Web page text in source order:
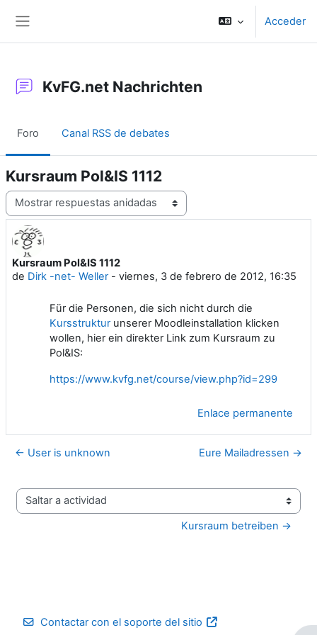
Acceder
KvFG.net Nachrichten
Foro Canal RSS de debates
Kursraum Pol&IS 1112
Mostrar modo
Kursraum Pol&IS 1112
de Dirk -net- Weller- viernes, 3 de febrero de 2012, 16:35
Número de respuestas: 0
Für die Personen, die sich nicht durch die
Kursstrukturunserer Moodleinstallation klicken
wollen, hier ein direkter Link zum Kursraum zu
Pol&IS:
https://www.kvfg.net/course/view.php?id=299
Enlace permanente
← User is unknown Eure Mailadressen →
Saltar a actividad
Kursraum betreiben →
Contactar con el soporte del sitio